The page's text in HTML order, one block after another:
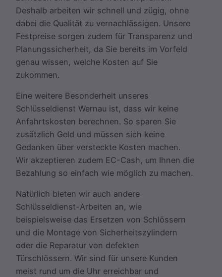
Deshalb arbeiten wir schnell und zügig, ohne
dabei die Qualität zu vernachlässigen. Unsere
Festpreise sorgen zudem für Transparenz und
Planungssicherheit, da Sie bereits im Vorfeld
genau wissen, welche Kosten auf Sie
zukommen.
Eine weitere Besonderheit unseres
Schlüsseldienst Wernau ist, dass wir keine
Anfahrtskosten berechnen. So sparen Sie
zusätzlich Geld und müssen sich keine
Gedanken über versteckte Kosten machen.
Wir akzeptieren zudem EC-Cash, um Ihnen die
Bezahlung so einfach wie möglich zu machen.
Natürlich bieten wir auch andere
Schlüsseldienst-Arbeiten an, wie
beispielsweise das Ersetzen von Schlössern
und die Montage von Sicherheitszylindern
oder die Reparatur von defekten
Türschlössern. Wir sind für unsere Kunden
meist rund um die Uhr erreichbar und